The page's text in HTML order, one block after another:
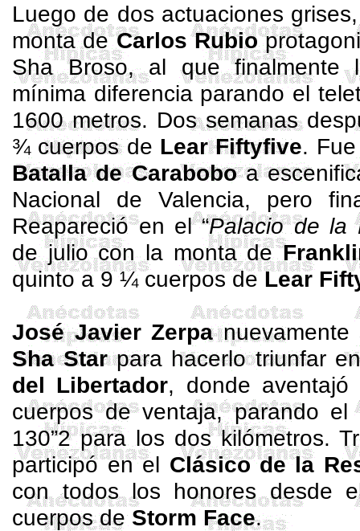
Luego de dos actuaciones
monta deCarlos Rubio
Sha Broso, al que finalmente
mínima diferencia parando el
1600 metros. Dos semanas
¾ cuerpos de LearFiftyfive.
Batalla de Caraboboa
Nacional de Valencia, pero
Reapareció en el “Palacio de la
de julio con la monta de
quinto a 9 ¼ cuerpos deLear
José Javier Zerpanuevamente
Sha Starpara hacerlo triunfar
del Libertador, donde
cuerpos de ventaja, parando el
130”2 para los dos kilómetros.
participó en el Clásico de la
con todos los honores desde
cuerpos deStormFace.